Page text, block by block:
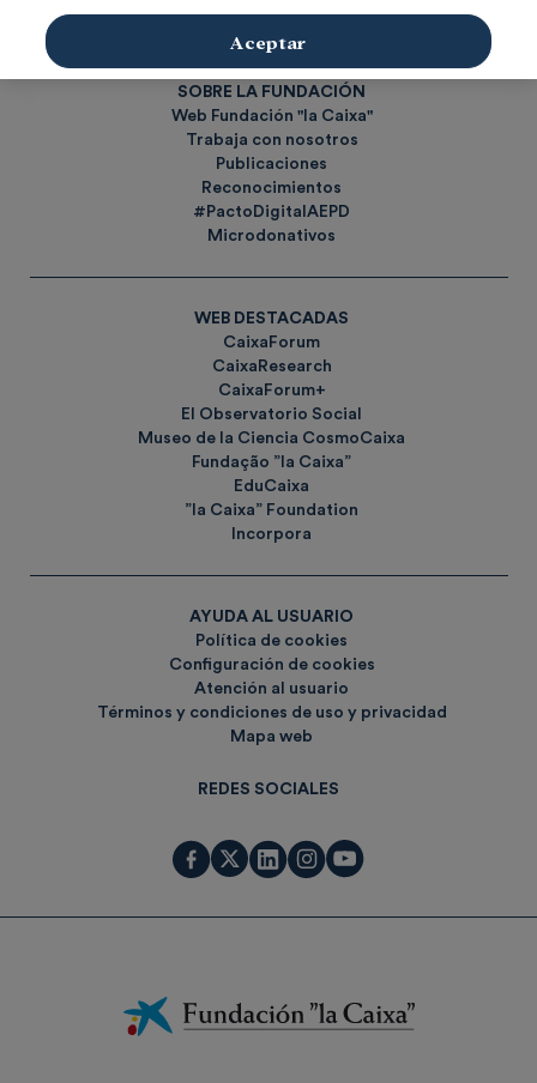
Etiquetas
SOBRE LA FUNDACIÓN
Web Fundación "la Caixa"
Trabaja con nosotros
Publicaciones
Reconocimientos
#PactoDigitalAEPD
Microdonativos
WEB DESTACADAS
CaixaForum
CaixaResearch
CaixaForum+
El Observatorio Social
Museo de la Ciencia CosmoCaixa
Fundação ”la Caixa”
EduCaixa
”la Caixa” Foundation
Incorpora
AYUDA AL USUARIO
Política de cookies
Configuración de cookies
Atención al usuario
Términos y condiciones de uso y privacidad
Mapa web
REDES SOCIALES
Fundación
La
Aceptar